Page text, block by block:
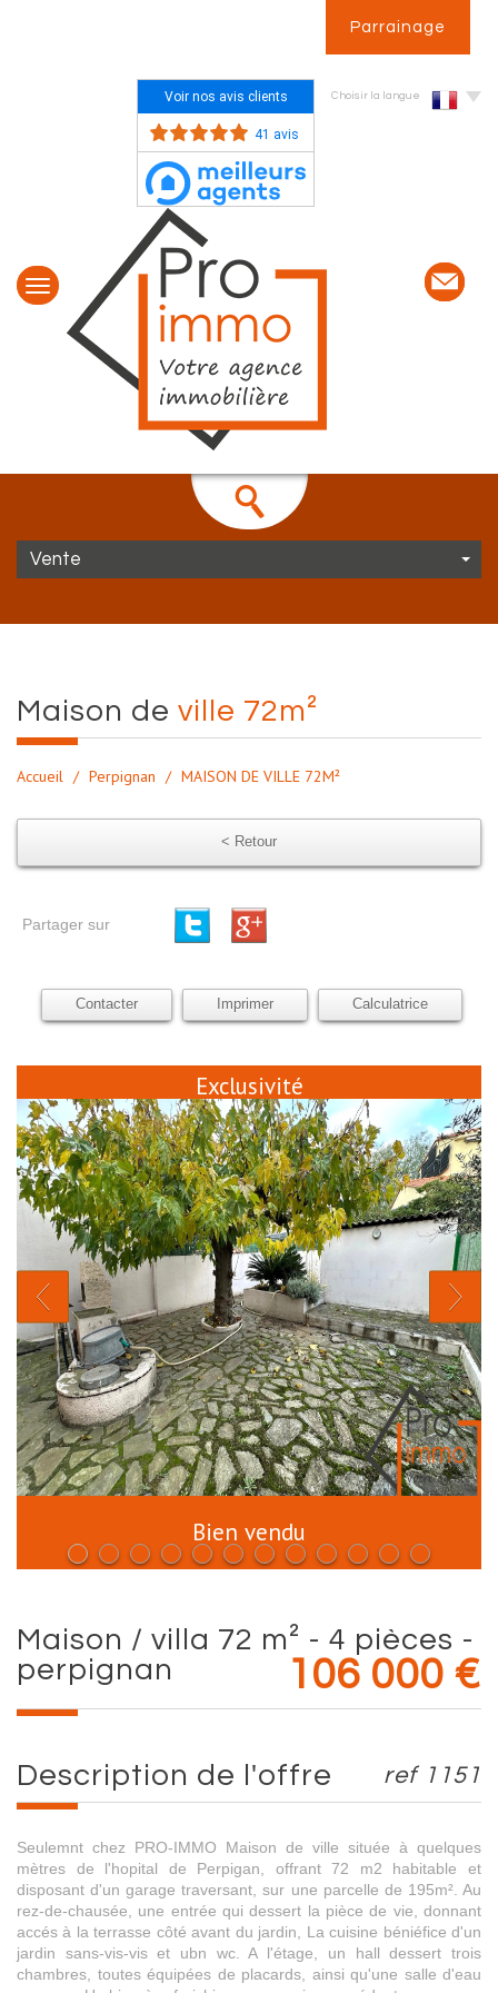
Parrainage
Voir nos avis clients
41 avis
Choisir la langue
Vente
maison de ville 72m²
Accueil Perpignan MAISON DE VILLE 72M²
< Retour
Partager sur
Contacter Imprimer Calculatrice
Bien vendu
Exclusivité
maison / villa 72 m² - 4 pièces -
perpignan
106 000 €
description de l'offre ref 1151
Seulemnt chez PRO-IMMO Maison de ville située à quelques
mètres de l'hopital de Perpigan, offrant 72 m2 habitable et
disposant d'un garage traversant, sur une parcelle de 195m². Au
rez-de-chausée, une entrée qui dessert la pièce de vie, donnant
accés à la terrasse côté avant du jardin, La cuisine béniéfice d'un
jardin sans-vis-vis et ubn wc. A l'étage, un hall dessert trois
chambres, toutes équipées de placards, ainsi qu'une salle d'eau